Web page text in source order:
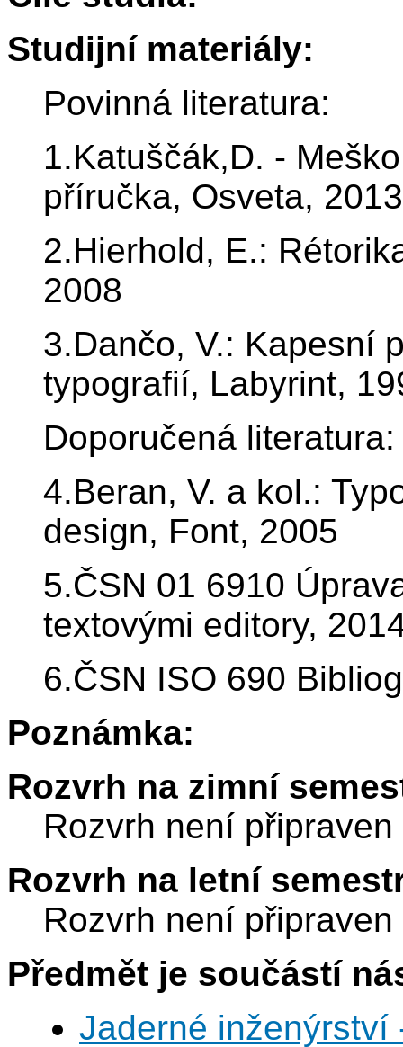
Studijní materiály:
Povinná literatura:
1.Katuščák,D. -
příručka, Osveta, 2013
2.Hierhold, E.:
2008
3.Dančo, V.: Kapesní
typografií, Labyrint,
Doporučená literatura:
4.Beran, V. a kol.:
design, Font, 2005
5.ČSN 01 6910
textovými editory,
6.ČSN ISO 690
Poznámka:
Rozvrh na zimní
Rozvrh není připraven
Rozvrh na letní
Rozvrh není připraven
Předmět je součástí
Jaderné inženýrství